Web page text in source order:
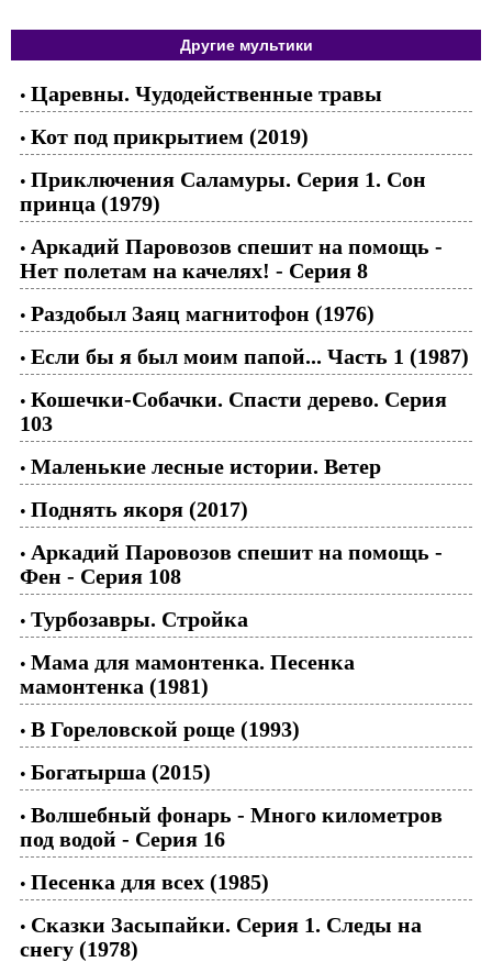
Другие мультики
• Царевны. Чудодейственные травы
• Кот под прикрытием (2019)
• Приключения Саламуры. Серия 1. Сон
принца (1979)
• Аркадий Паровозов спешит на помощь -
Нет полетам на качелях! - Серия 8
• Раздобыл Заяц магнитофон (1976)
• Если бы я был моим папой... Часть 1 (1987)
• Кошечки-Собачки. Спасти дерево. Серия
103
• Маленькие лесные истории. Ветер
• Поднять якоря (2017)
• Аркадий Паровозов спешит на помощь -
Фен - Серия 108
• Турбозавры. Стройка
• Мама для мамонтенка. Песенка
мамонтенка (1981)
• В Гореловской роще (1993)
• Богатырша (2015)
• Волшебный фонарь - Много километров
под водой - Серия 16
• Песенка для всех (1985)
• Сказки Засыпайки. Серия 1. Следы на
снегу (1978)